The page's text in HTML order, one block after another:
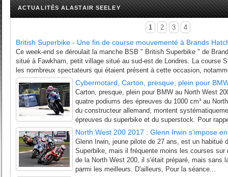
ACTUALITÉS ALASTAIR SEELEY
1 2 3 4
British Superbike - Une fin de course mouvementé à Brands
Ce week-end se déroulait la manche BSB " British Superbike " de
situé à Fawkham, petit village situé au sud-est de Londres. La course
les nombreux spectateurs qui étaient présent à cette occasion,
Cybermotard, Carton, presque, plein pour
Carton, presque, plein pour BMW au North West
quatre podiums des épreuves du 1000 cm³ au
du constructeur allemand, montent
épreuves du superbike et du superstock. Pour
North West 200 2017 : Glenn Irwin s'impose
Glenn Irwin, jeune pilote de 27 ans, est un habitué
Superbike, mais il fréquente moins les courses sur
de la North West 200, il s'était préparé, mais sans
parmi les meilleurs. D'ailleurs, Pour la séance...